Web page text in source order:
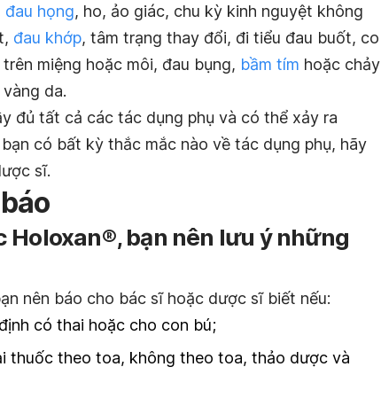
đau họng, ho, ảo giác, chu kỳ kinh nguyệt không
đau khớp, tâm trạng thay đổi, đi tiểu đau buốt, co
miệng hoặc môi, đau bụng, bầm tím hoặc chảy
da.
đủ tất cả các tác dụng phụ và có thể xảy ra
có bất kỳ thắc mắc nào về tác dụng phụ, hãy
sĩ.
bạn nên lưu ý những
nên báo cho bác sĩ hoặc dược sĩ biết nếu:
có thai hoặc cho con bú;
thuốc theo toa, không theo toa, thảo dược và